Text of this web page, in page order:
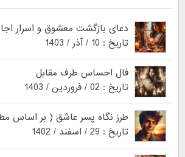
دعای بازگشت معشوق و اسرار
تاریخ : 10 / آذر / 1403
فال احساس طرف مقابل
تاریخ : 02 / فروردین / 1403
طرز نگاه پسر عاشق ( بر اساس
تاریخ : 29 / اسفند / 1402